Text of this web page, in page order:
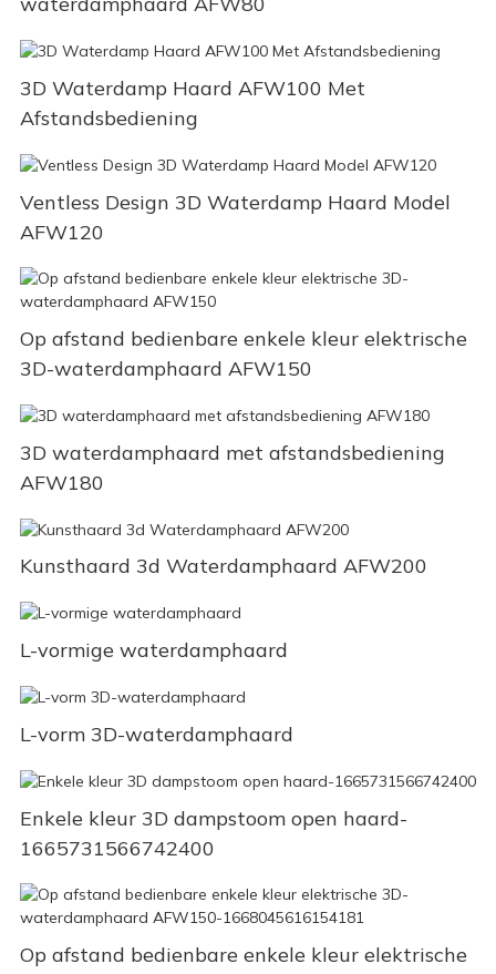
3D Waterdamp Haard AFW100 Met
Afstandsbediening
Ventless Design 3D Waterdamp Haard Model
AFW120
Op afstand bedienbare enkele kleur elektrische
3D-waterdamphaard AFW150
3D waterdamphaard met afstandsbediening
AFW180
Kunsthaard 3d Waterdamphaard AFW200
L-vormige waterdamphaard
L-vorm 3D-waterdamphaard
Enkele kleur 3D dampstoom open haard-
1665731566742400
Op afstand bedienbare enkele kleur elektrische